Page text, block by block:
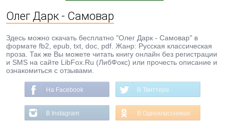
Олег Дарк - Самовар
Здесь можно скачать бесплатно "Олег Дарк - Самовар" в
формате fb2, epub, txt, doc, pdf. Жанр: Русская классическая
проза. Так же Вы можете читать книгу онлайн без регистрации
и SMS на сайте LibFox.Ru (ЛибФокс) или прочесть описание и
ознакомиться с отзывами.
На Facebook В Твиттере
В Instagram В Одноклассниках